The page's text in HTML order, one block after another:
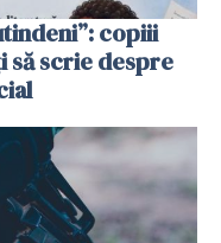
copiii
să scrie despre